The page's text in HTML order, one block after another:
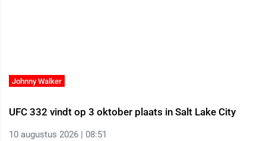
Johnny Walker
UFC 332 vindt op 3 oktober plaats in Salt Lake City
10 augustus 2026 | 08:51